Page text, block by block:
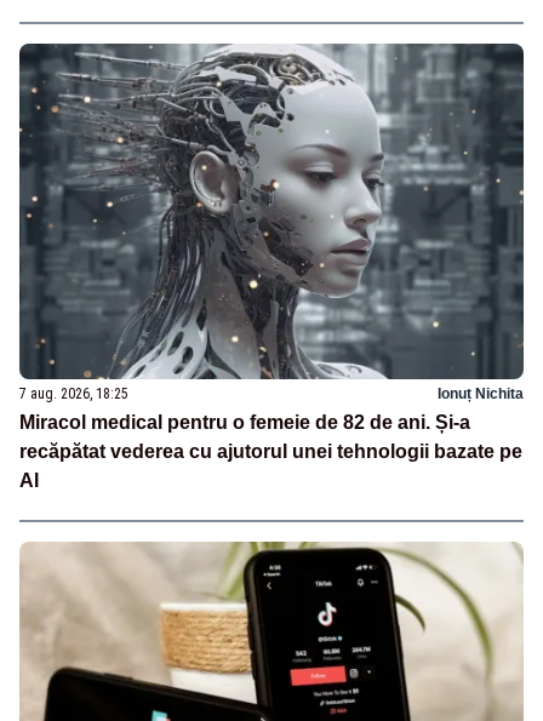
7 aug. 2026, 18:25 Ionuț Nichita
Miracol medical pentru o femeie de 82 de ani. Și-a
recăpătat vederea cu ajutorul unei tehnologii bazate pe
AI